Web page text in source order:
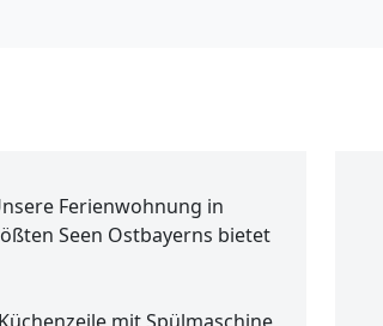
Ferienwohnung in
Seen Ostbayerns bietet